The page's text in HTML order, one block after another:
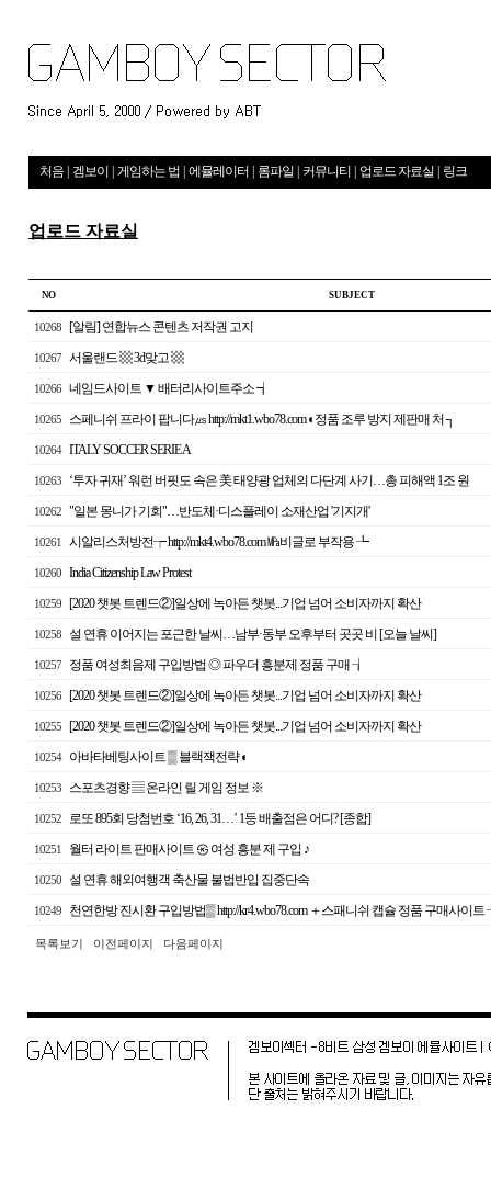
처음 겜보이 게임하는 법 에뮬레이터 롬파일 커뮤니티 업로드 자료실 링크
업로드 자료실
NO S U B J E C T
10268 [알림] 연합뉴스 콘텐츠 저작권 고지
10267 서울랜드 ▩ 3d맞고 ▩
10266 네임드사이트 ▼ 배터리사이트주소 ┪
10265 스페니쉬 프라이 팝니다㎲ http://mkt1.wbo78.com ◐정품 조루 방지 제판매 처 ┐
10264 ITALY SOCCER SERIE A
10263 ‘투자 귀재’ 워런 버핏도 속은 美 태양광 업체의 다단계 사기…총 피해액 1조 원
10262 "일본 몽니가 기회"…반도체·디스플레이 소재산업 '기지개'
10261 시알리스처방전┮ http://mkt4.wbo78.com ㎫비글로 부작용 ┺
10260 India Citizenship Law Protest
10259 [2020 챗봇 트렌드②]일상에 녹아든 챗봇...기업 넘어 소비자까지 확산
10258 설 연휴 이어지는 포근한 날씨…남부·동부 오후부터 곳곳 비 [오늘 날씨]
10257 정품 여성최음제 구입방법 ◎ 파우더 흥분제 정품 구매 ┧
10256 [2020 챗봇 트렌드②]일상에 녹아든 챗봇...기업 넘어 소비자까지 확산
10255 [2020 챗봇 트렌드②]일상에 녹아든 챗봇...기업 넘어 소비자까지 확산
10254 아바타베팅사이트 ▒ 블랙잭전략 ◐
10253 스포츠경향 ▤ 온라인 릴 게임 정보 ※
10252 로또 895회 당첨번호 ‘16, 26, 31…’ 1등 배출점은 어디? [종합]
10251 월터 라이트 판매사이트 ㉿ 여성 흥분 제 구입 ♪
10250 설 연휴 해외여행객 축산물 불법반입 집중단속
10249 천연한방 진시환 구입방법▒ http://kr4.wbo78.com ＋스패니쉬 캡슐 정품 구매사이
목록보기 이전페이지 다음페이지